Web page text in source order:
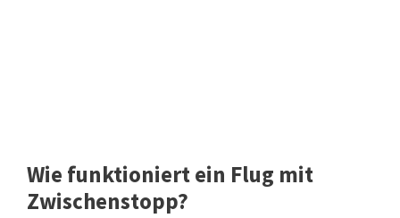
Wie funktioniert ein Flug mit
Zwischenstopp?